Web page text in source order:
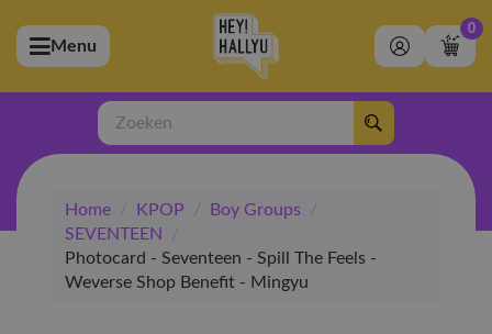
(Artiesten)
(Merchandise)
(Exclusive)
(Winkel)
Menu
0
Zoeken
Home / KPOP / Boy Groups
/
SEVENTEEN
/
Photocard - Seventeen - Spill The Feels -
Weverse Shop Benefit - Mingyu